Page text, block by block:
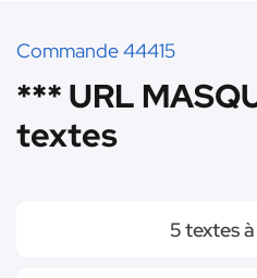
Commande 44415
*** URL
textes
5 textes